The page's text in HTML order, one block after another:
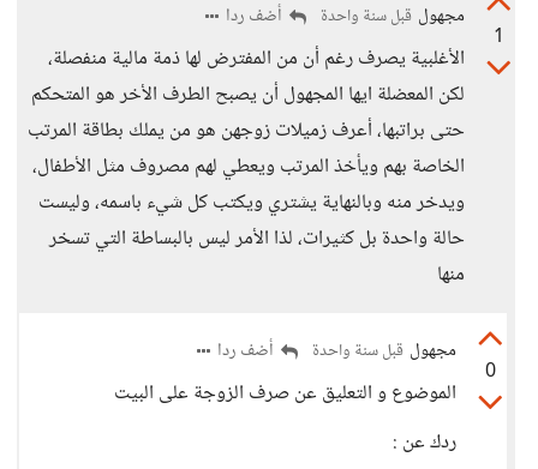
1
مجهول قبل سنة واحدة أضف ردا
الأغلبية يصرف رغم أن من المفترض لها ذمة مالية منفصلة،
لكن المعضلة ايها المجهول أن يصبح الطرف الأخر هو المتحكم
حتى براتبها، أعرف زميلات زوجهن هو من يملك بطاقة المرتب
الخاصة بهم ويأخذ المرتب ويعطي لهم مصروف مثل الأطفال،
ويدخر منه وبالنهاية يشتري ويكتب كل شيء باسمه، وليست
حالة واحدة بل كثيرات، لذا الأمر ليس بالبساطة التي تسخر
منها
0
مجهول قبل سنة واحدة أضف ردا
الموضوع و التعليق عن صرف الزوجة على البيت
ردك عن :